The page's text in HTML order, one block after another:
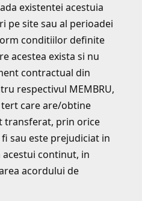
existentei acestuia
pe site sau al perioadei
conditiilor definite
acestea exista si nu
contractual din
respectivul MEMBRU,
tert care are/obtine
transferat, prin orice
sau este prejudiciat in
continut, in
acordului de